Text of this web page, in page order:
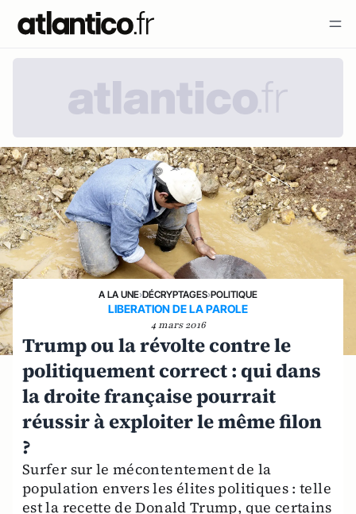
A LA UNE›DÉCRYPTAGES›POLITIQUE
LIBERATION DE LA PAROLE
4 mars 2016
Trump ou la révolte contre le
politiquement correct : qui dans
la droite française pourrait
réussir à exploiter le même filon
?
Surfer sur le mécontentement de la
population envers les élites politiques : telle
est la recette de Donald Trump, que certains